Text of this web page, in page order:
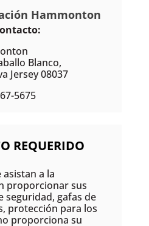
Hammonton
Blanco,
Jersey 08037
5675
REQUERIDO
a la
proporcionar sus
seguridad, gafas de
protección para los
proporciona su